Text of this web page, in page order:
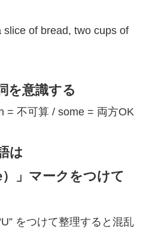
of bread, two cups of
を意識する
不可算 / some = 両方OK
は
）」マークをつけて
をつけて整理すると混乱